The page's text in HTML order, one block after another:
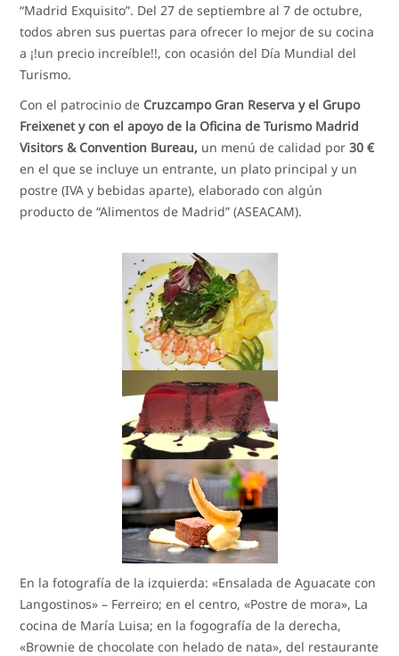
“Madrid Exquisito”. Del 27 de septiembre al 7 de octubre,
todos abren sus puertas para ofrecer lo mejor de su cocina
a ¡!un precio increíble!!, con ocasión del Día Mundial del
Turismo.
Con el patrocinio de Cruzcampo Gran Reserva y el Grupo
Freixenet y con el apoyo de la Oficina de Turismo Madrid
Visitors & Convention Bureau, un menú de calidad por30 €
en el que se incluye un entrante, un plato principal y un
postre (IVA y bebidas aparte), elaborado con algún
producto de “Alimentos de Madrid” (ASEACAM).
En la fotografía de la izquierda: «Ensalada de Aguacate con
Langostinos» – Ferreiro; en el centro, «Postre de mora», La
cocina de María Luisa; en la fogografía de la derecha,
«Brownie de chocolate con helado de nata», del restaurante